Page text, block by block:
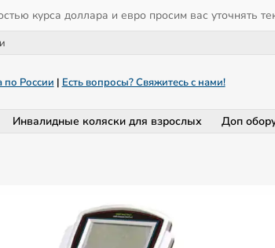
курса доллара и евро просим вас уточнять
по России | Есть вопросы? Свяжитесь с нами!
Инвалидные коляски для взрослых Доп